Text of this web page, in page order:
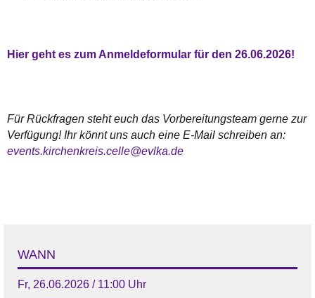
Hier geht es zum Anmeldeformular für den 26.06.2026!
Für Rückfragen steht euch das Vorbereitungsteam gerne zur
Verfügung! Ihr könnt uns auch eine E-Mail schreiben an:
events.kirchenkreis.celle@evlka.de
WANN
Fr, 26.06.2026 / 11:00 Uhr